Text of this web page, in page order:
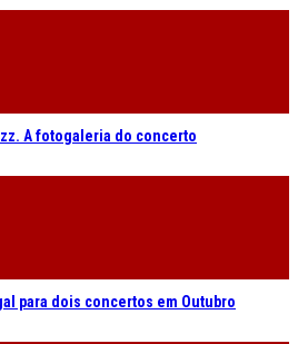
A fotogaleria do concerto
para dois concertos em Outubro